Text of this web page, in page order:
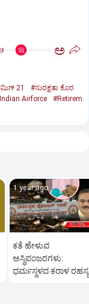
ಅ
21
#ಸುರಕ್ಷತಾ ಕೊರ
Airforce
#Retirem
1 year ago
ಕತೆ ಹೇಳುವ
ಅಸ್ಥಿಪಂಜರಗಳು:
ಧರ್ಮಸ್ಥಳದ‌ ಕರಾಳ ರಹಸ್ಯ